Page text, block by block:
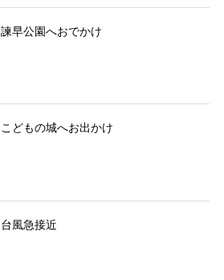
諫早公園へおでかけ
こどもの城へお出かけ
台風急接近